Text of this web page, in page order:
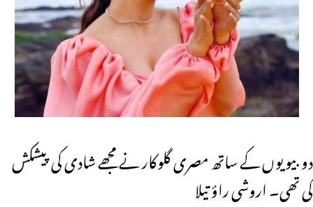
دو بیویوں کے ساتھ مصری گلوکار نے مجھے شادی کی پیشکش
کی تھی۔ اروشی راؤ تیلا